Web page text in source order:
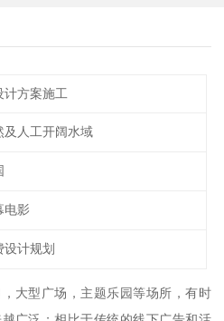
计方案施工
及人工开阔水域
电影
设计规划
大型广场，主题乐园等场所，有时